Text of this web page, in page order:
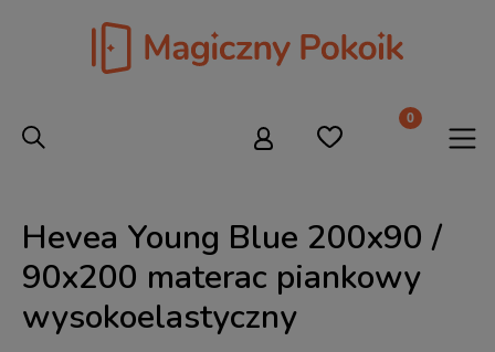
Hevea Young Blue 200x90 /
90x200 materac piankowy
wysokoelastyczny